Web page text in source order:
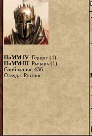
HoMM IV: Герцог (4)
HoMM III: Рыцарь (1)
Сообщения:436
Откуда: Россия